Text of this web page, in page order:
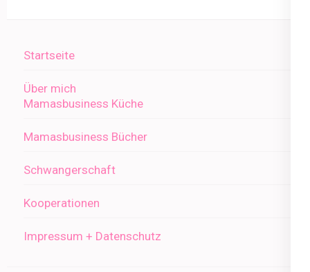
Startseite
Über mich
Mamasbusiness Küche
Mamasbusiness Bücher
Schwangerschaft
Kooperationen
Impressum + Datenschutz